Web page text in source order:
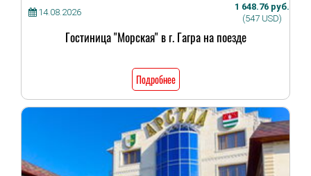
14.08.2026
1 648.76 руб.
(547 USD)
Гостиница "Морская" в г. Гагра на поезде
Подробнее